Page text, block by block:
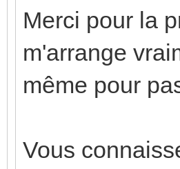
Merci pour la
m'arrange
même pour
Vous